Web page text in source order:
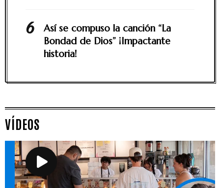
Así se compuso la canción “La
Bondad de Dios” ¡Impactante
historia!
VÍDEOS